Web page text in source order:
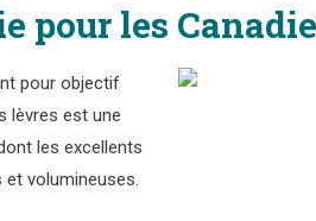
pour les
pour objectif
lèvres est une
les excellents
et volumineuses.